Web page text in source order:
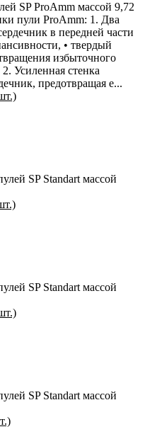
SP ProAmm массой 9,72
пули ProAmm: 1. Два
в передней части
• твердый
избыточного
Усиленная стенка
предотвращая е...
SP Standart массой
SP Standart массой
SP Standart массой